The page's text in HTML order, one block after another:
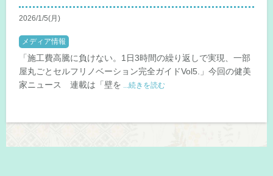
2026/1/5(月)
メディア情報
「施工費高騰に負けない。1日3時間の繰り返しで実現、一部
屋丸ごとセルフリノベーション完全ガイドVol5.」今回の健美
家ニュース 連載は「壁を
...続きを読む